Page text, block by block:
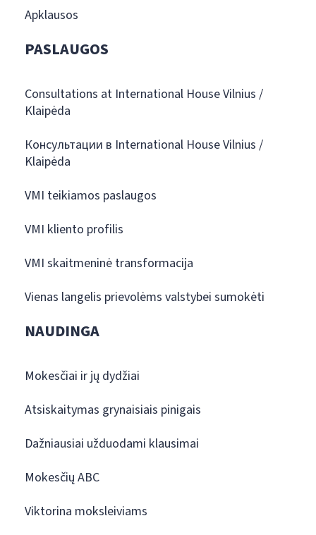
Apklausos
PASLAUGOS
Consultations at International House Vilnius /
Klaipėda
Консультации в International House Vilnius /
Klaipėda
VMI teikiamos paslaugos
VMI kliento profilis
VMI skaitmeninė transformacija
Vienas langelis prievolėms valstybei sumokėti
NAUDINGA
Mokesčiai ir jų dydžiai
Atsiskaitymas grynaisiais pinigais
Dažniausiai užduodami klausimai
Mokesčių ABC
Viktorina moksleiviams